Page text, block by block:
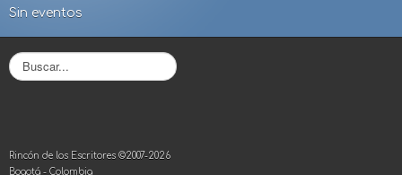
Sin eventos
B
u
r
.
Rincón de los Escritores ©2007-2026
Bogotá - Colombia